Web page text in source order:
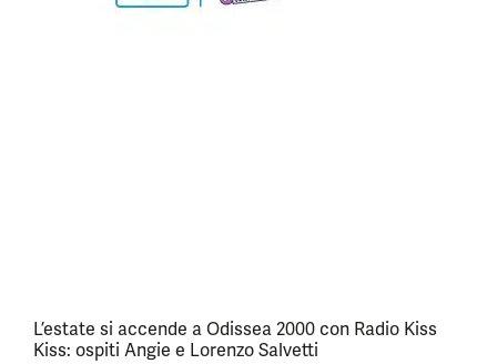
L’estate si accende a Odissea 2000 con Radio Kiss
Kiss: ospiti Angie e Lorenzo Salvetti